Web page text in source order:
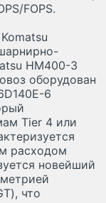
FOPS.
HM400-3
оборудован
6
Tier 4 или
расходом
новейший
что